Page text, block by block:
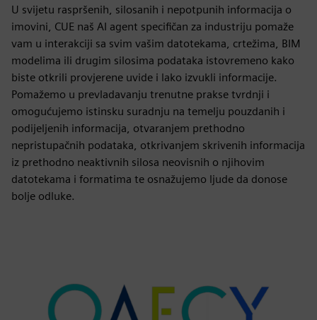
U svijetu raspršenih, silosanih i nepotpunih informacija o
imovini, CUE naš AI agent specifičan za industriju pomaže
vam u interakciji sa svim vašim datotekama, crtežima, BIM
modelima ili drugim silosima podataka istovremeno kako
biste otkrili provjerene uvide i lako izvukli informacije.
Pomažemo u prevladavanju trenutne prakse tvrdnji i
omogućujemo istinsku suradnju na temelju pouzdanih i
podijeljenih informacija, otvaranjem prethodno
nepristupačnih podataka, otkrivanjem skrivenih informacija
iz prethodno neaktivnih silosa neovisnih o njihovim
datotekama i formatima te osnažujemo ljude da donose
bolje odluke.